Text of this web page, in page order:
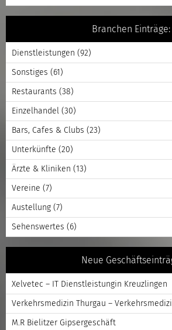
Branchen Einträge:
Dienstleistungen (92)
Sonstiges (61)
Restaurants (38)
Einzelhandel (30)
Bars, Cafes & Clubs (23)
Unterkünfte (20)
Ärzte & Kliniken (13)
Vereine (7)
Austellung (7)
Sehenswertes (6)
Neue
Xelvetec – IT Dienstleistungin Kreuzlingen
Verkehrsmedizin Thurgau –
M.R Bielitzer Gipsergeschäft